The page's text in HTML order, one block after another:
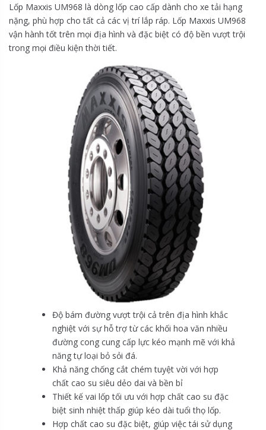
Lốp Maxxis UM968 là dòng lốp cao cấp dành cho xe tải hạng
nặng, phù hợp cho tất cả các vị trí lắp ráp. Lốp Maxxis UM968
vận hành tốt trên mọi địa hình và đặc biệt có độ bền vượt trội
trong mọi điều kiện thời tiết.
Độ bám đường vượt trội cả trên địa hình khắc
nghiệt với sự hỗ trợ từ các khối hoa văn nhiều
đường cong cung cấp lực kéo mạnh mẽ với khả
năng tự loại bỏ sỏi đá.
Khả năng chống cắt chém tuyệt vời với hợp
chất cao su siêu dẻo dai và bền bỉ
Thiết kế vai lốp tối ưu với hợp chất cao su đặc
biệt sinh nhiệt thấp giúp kéo dài tuổi thọ lốp.
Hợp chất cao su đặc biệt, giúp việc tái sử dụng